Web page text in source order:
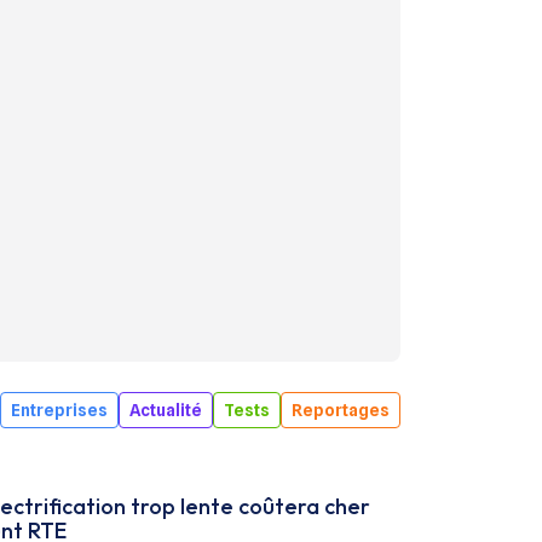
Entreprises Actualité Tests Reportages
trop lente coûtera cher
RTE